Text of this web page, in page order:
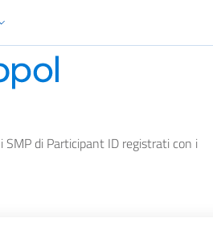
SMP di Participant ID registrati con i